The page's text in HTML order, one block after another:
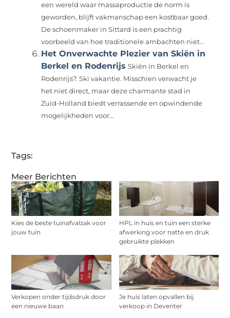
Meer Berichten
Kies de beste tuinafvalzak voor
jouw tuin
HPL in huis en tuin een sterke
afwerking voor natte en druk
gebruikte plekken
Verkopen onder tijdsdruk door
een nieuwe baan
Je huis laten opvallen bij
verkoop in Deventer
een wereld waar massaproductie de norm is
geworden, blijft vakmanschap een kostbaar goed.
De schoenmaker in Sittard is een prachtig
voorbeeld van hoe traditionele ambachten niet...
Het Onverwachte Plezier van Skiën in
Berkel en Rodenrijs Skiën in Berkel en
Rodenrijs?. Ski vakantie. Misschien verwacht je
het niet direct, maar deze charmante stad in
Zuid-Holland biedt verrassende en opwindende
mogelijkheden voor...
Tags: